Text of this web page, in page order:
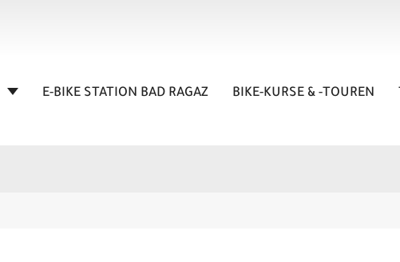
E-BIKE STATION BAD RAGAZ BIKE-KURSE & -TOUREN